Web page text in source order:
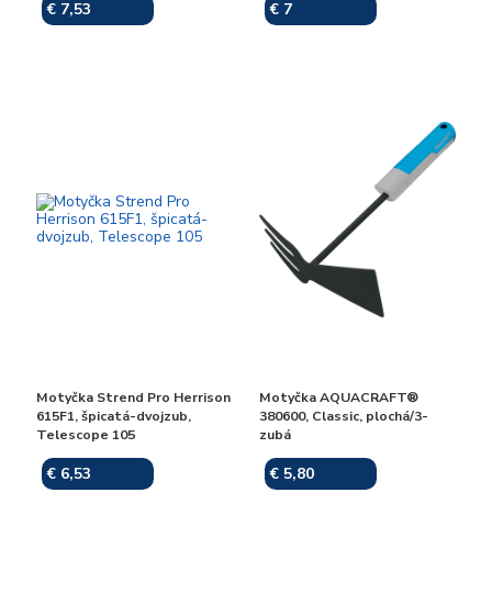
€ 7,53 € 7
Motyčka Strend Pro Herrison
615F1, špicatá-dvojzub,
Telescope 105
€ 6,53
Motyčka AQUACRAFT®
380600, Classic, plochá/3-
zubá
€ 5,80